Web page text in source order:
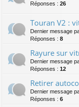
Réponses : 26
Touran V2 :
Dernier message
Réponses : 8
Rayure sur
Dernier message
Réponses : 12
Retirer
Dernier message
Réponses : 6